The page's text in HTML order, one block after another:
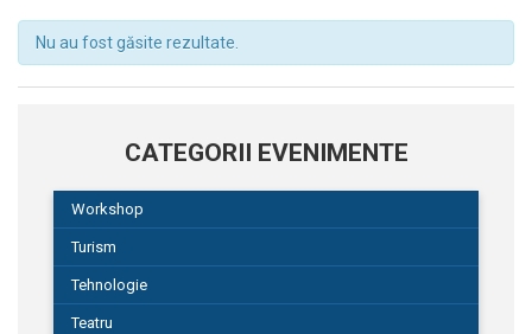
Nu au fost găsite rezultate.
CATEGORII EVENIMENTE
Workshop
Turism
Tehnologie
Teatru